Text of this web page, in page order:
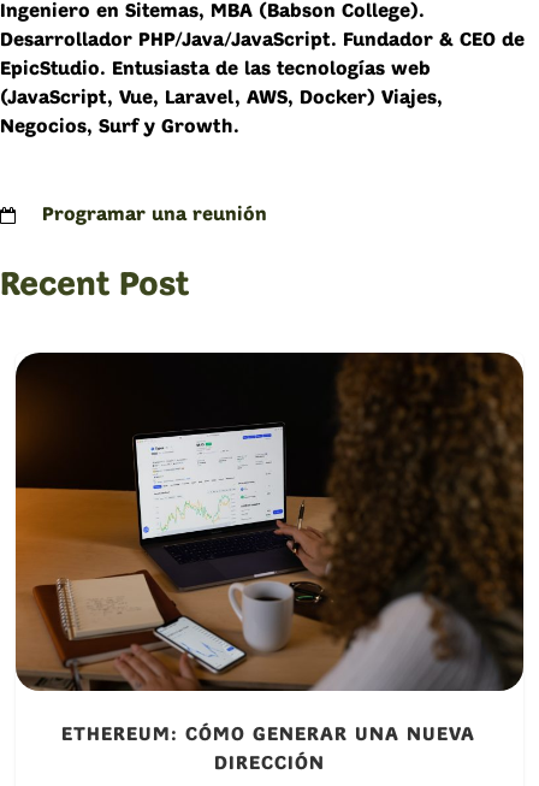
Ingeniero en Sitemas, MBA (Babson College).
Desarrollador PHP/Java/JavaScript. Fundador & CEO de
EpicStudio. Entusiasta de las tecnologías web
(JavaScript, Vue, Laravel, AWS, Docker) Viajes,
Negocios, Surf y Growth.
Programar una reunión
Recent Post
ETHEREUM: CÓMO GENERAR UNA NUEVA
DIRECCIÓN